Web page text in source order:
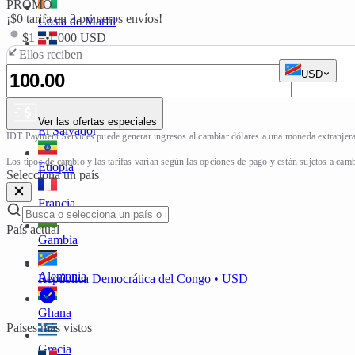
Costa de Marfil
República Dominicana
Ecuador
El Salvador
Etiopía
Francia
Gambia
Alemania
Ghana
Grecia
PROMO
¡$0 tarifa en 3 primeros envíos!
$1 = 1.000 USD
Ellos reciben
USD
Ver las ofertas especiales
IDT Payment Services puede generar ingresos al cambiar dólares a una moneda
Los tipos de cambio y las tarifas varían según las opciones de pago y están sujetos a
Selecciona un país
País actual
República Democrática del Congo • USD
Países más vistos